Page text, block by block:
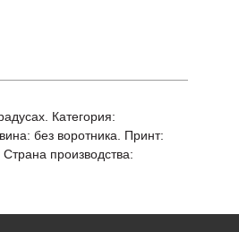
Категория:
без воротника. Принт:
производства: